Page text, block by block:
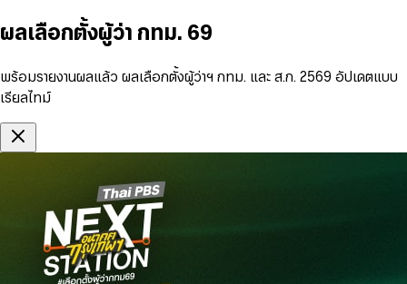
ผลเลือกตั้งผู้ว่า กทม. 69
พร้อมรายงานผลแล้ว ผลเลือกตั้งผู้ว่าฯ กทม. และ ส.ก. 2569 อัปเดตแบบ
เรียลไทม์